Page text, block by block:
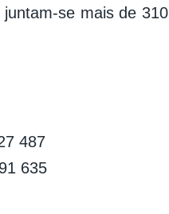
se mais de 310
487
635